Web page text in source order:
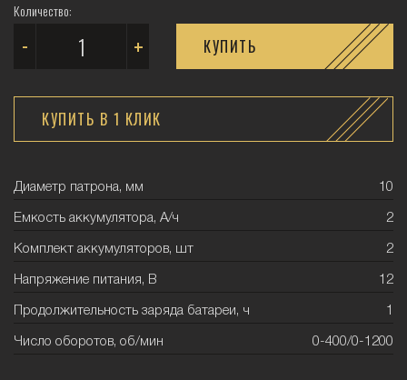
Количество:
- + КУПИТЬ
КУПИТЬ В 1 КЛИК
Диаметр патрона, мм 10
Емкость аккумулятора, А/ч 2
Комплект аккумуляторов, шт 2
Напряжение питания, В 12
Продолжительность заряда батареи, ч 1
Число оборотов, об/мин 0-400/0-1200